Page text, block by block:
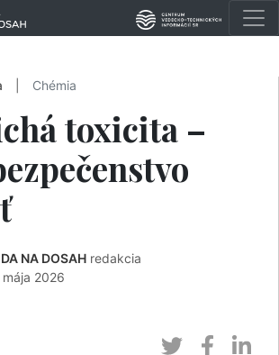
Chémia
toxicita –
NA DOSAH redakcia
mája 2026